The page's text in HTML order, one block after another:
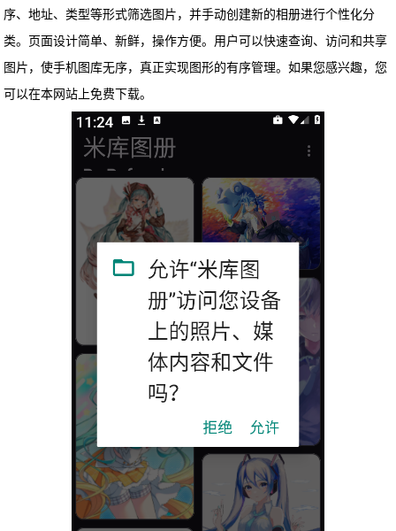
序、地址、类型等形式筛选图片，并手动创建新的相册进行个性化分
类。页面设计简单、新鲜，操作方便。用户可以快速查询、访问和共享
图片，使手机图库无序，真正实现图形的有序管理。如果您感兴趣，您
可以在本网站上免费下载。